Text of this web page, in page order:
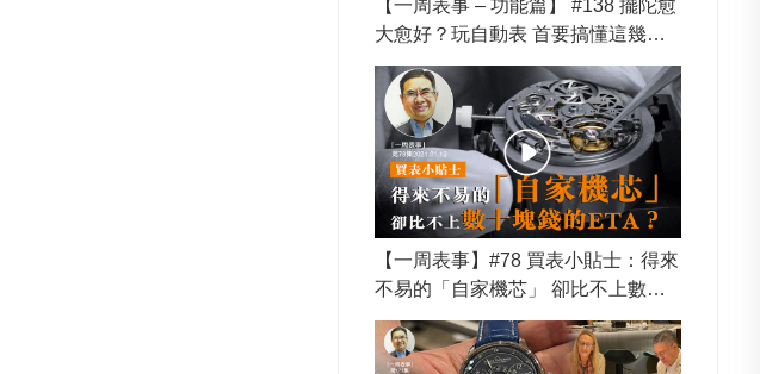
【一周表事 – 功能篇】 #138 擺陀愈
大愈好？玩自動表 首要搞懂這幾款
「陀」！
【一周表事】#78 買表小貼士：得來
不易的「自家機芯」 卻比不上數十
塊錢的ETA？